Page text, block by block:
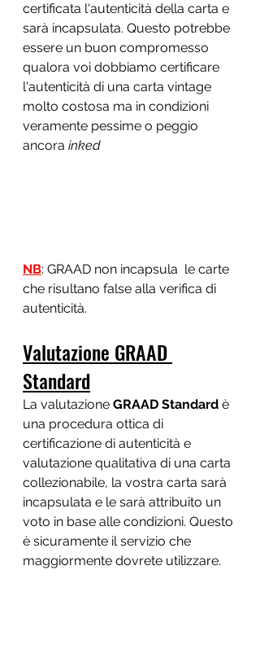
certificata l'autenticità della carta e
sarà incapsulata. Questo potrebbe
essere un buon compromesso
qualora voi dobbiamo certificare
l'autenticità di una carta vintage
molto costosa ma in condizioni
veramente pessime o peggio
ancora inked
NB: GRAAD non incapsula  le carte
che risultano false alla verifica di
autenticità.
Valutazione GRAAD
Standard
La valutazione GRAAD Standard è
una procedura ottica di
certificazione di autenticità e
valutazione qualitativa di una carta
collezionabile, la vostra carta sarà
incapsulata e le sarà attribuito un
voto in base alle condizioni. Questo
è sicuramente il servizio che
maggiormente dovrete utilizzare.